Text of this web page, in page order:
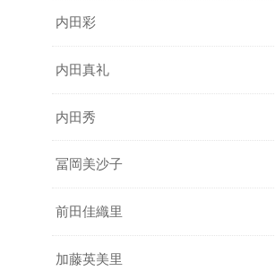
内田彩
内田真礼
内田秀
冨岡美沙子
前田佳織里
加藤英美里